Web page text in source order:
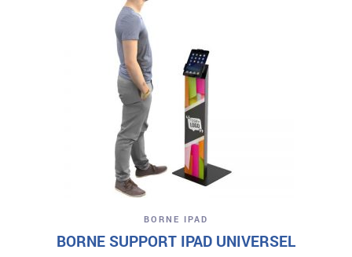
BORNE IPAD
BORNE SUPPORT IPAD UNIVERSEL